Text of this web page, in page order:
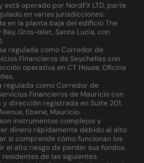
está operado por NordFX LTD, parte
en varias jurisdicciones:
en la planta baja del edificio The
Gros-Islet, Santa Lucía, con
regulada como Corredor de
Financieros de Seychelles con
operativa en CT House, Oficina
regulada como Corredor de
Financieros de Mauricio con
dirección registrada en Suite 201,
Ebene, Mauricio.
instrumentos complejos y
dinero rápidamente debido al alto
si comprende cómo funcionan los
el alto riesgo de perder sus fondos.
residentes de las siguientes